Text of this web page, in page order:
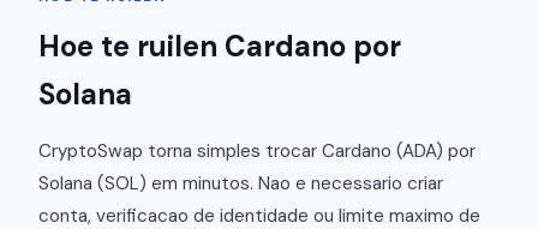
Hoe te ruilen Cardano por
Solana
CryptoSwap torna simples trocar Cardano (ADA) por
Solana (SOL) em minutos. Nao e necessario criar
conta, verificacao de identidade ou limite maximo de